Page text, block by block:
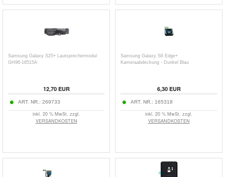
Samsung Galaxy S25+ Lautsprechermodul
GH96-18515A
12,70EUR
ART. NR.: 269733
inkl. 20 % MwSt. zzgl.
VERSANDKOSTEN
Samsung Galaxy S6 Edge+
Kameraabdeckung - Dunkel Blau
6,30EUR
ART. NR.: 165318
inkl. 20 % MwSt. zzgl.
VERSANDKOSTEN